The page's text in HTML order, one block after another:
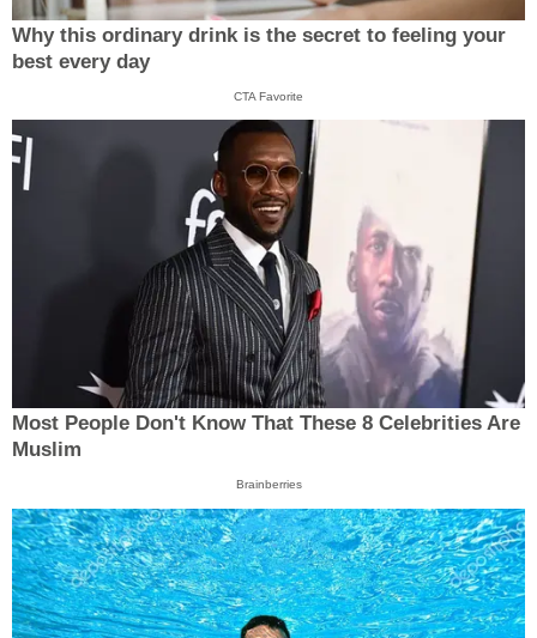
Why this ordinary drink is the secret to feeling your
best every day
CTA Favorite
Most People Don't Know That These 8 Celebrities Are
Muslim
Brainberries